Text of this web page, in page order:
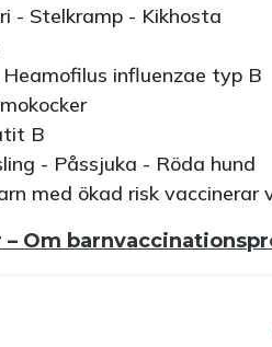
- Stelkramp - Kikhosta
Heamofilus influenzae typ B
B
- Påssjuka - Röda hund
med ökad risk vaccinerar
– Om